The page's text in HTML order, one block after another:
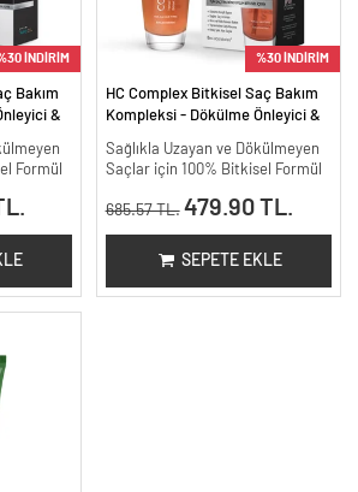
İNDİRİM
Bakım
&
Formül
%30 İNDİRİM
HC Complex Bitkisel Saç Bakım
Kompleksi - Dökülme Önleyici &
100 ml
Sağlıkla Uzayan ve Dökülmeyen
Saçlar için 100% Bitkisel Formül
685.57 TL. 479.90 TL.
SEPETE EKLE